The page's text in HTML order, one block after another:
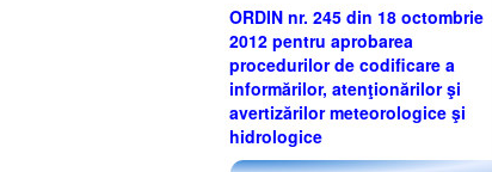
ORDIN nr. 245 din 18 octombrie
2012 pentru aprobarea
procedurilor de codificare a
informărilor, atenţionărilor şi
avertizărilor meteorologice şi
hidrologice